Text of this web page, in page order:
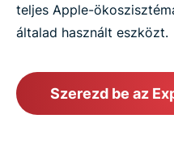
teljes Apple-
általad használt eszközt.
Szerezd be az